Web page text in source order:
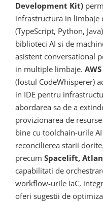
Development Kit)
infrastructura in limbaje
(TypeScript, Python,
biblioteci AI si de
asistent conversational
in multiple limbaje.
(fostul CodeWhisperer)
in IDE pentru
abordarea sa de a
provizionarea de
bine cu toolchain-urile
reconcilierea starii
precum Spacelift,
capabilitati de
workflow-urile IaC,
oferi sugestii de